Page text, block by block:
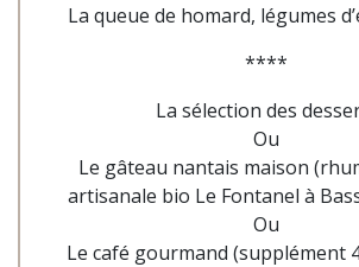
La queue de homard, légumes
****
La sélection des
Ou
Le gâteau nantais maison
artisanale bio Le Fontanel à
Ou
Le café gourmand (supplément